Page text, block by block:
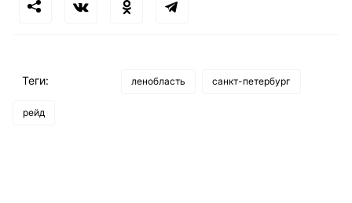
Теги: ленобласть санкт-петербург
рейд